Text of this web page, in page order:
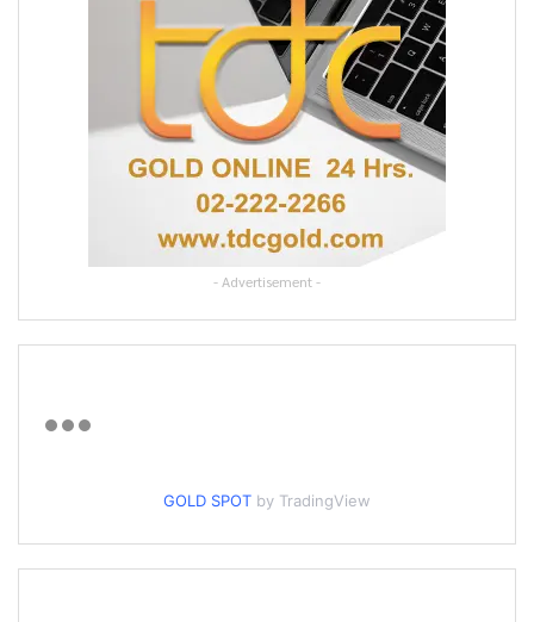
- Advertisement -
GOLD SPOT by TradingView